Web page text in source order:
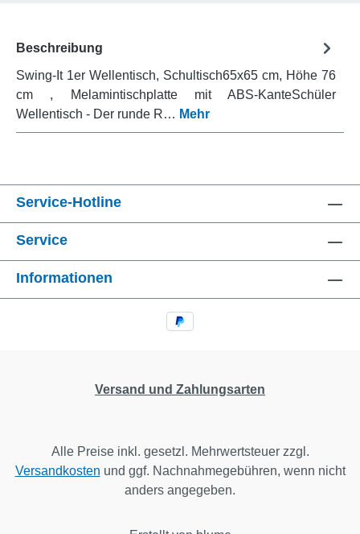
Beschreibung
Swing-It 1er Wellentisch, Schultisch65x65 cm, Höhe 76
cm , Melamintischplatte mit ABS-KanteSchüler
Wellentisch - Der runde R… Mehr
Service-Hotline
Service
Informationen
Versand und Zahlungsarten
Alle Preise inkl. gesetzl. Mehrwertsteuer zzgl.
Versandkosten und ggf. Nachnahmegebühren, wenn nicht
anders angegeben.